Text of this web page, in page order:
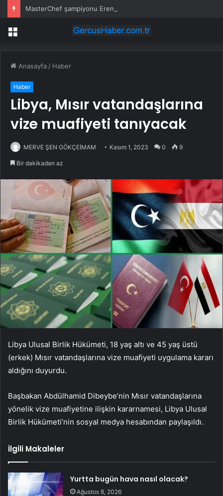
Menü
Anasayfa / Haber
Haber
Libya, Mısır vatandaşlarına
vize muafiyeti tanıyacak
MERVE ŞEN GÖKÇEİMAM Kasım 1, 2023 0 9
Bir dakikadan az
Libya Ulusal Birlik Hükümeti, 18 yaş altı ve 45 yaş üstü
(erkek) Mısır vatandaşlarına vize muafiyeti uygulama kararı
aldığını duyurdu.
Başbakan Abdülhamid Dibeybe’nin Mısır vatandaşlarına
yönelik vize muafiyetine ilişkin kararnamesi, Libya Ulusal
Birlik Hükümeti’nin sosyal medya hesabından paylaşıldı.
İlgili Makaleler
Yurtta bugün hava nasıl olacak?
Ağustos 8, 2026